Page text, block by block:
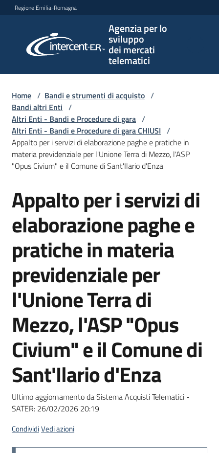
Vai al contenuto
Vai alla navigazione
Vai al footer
Regione Emilia-Romagna
Agenzia per lo
sviluppo
dei mercati
telematici
per lo
sviluppo
telematici
L'Agenzia
e
strumenti
acquisto
Supporto
Piattaforme
telematiche
site
Seguici
Home / Bandi e strumenti di acquisto /
Bandi altri Enti /
Altri Enti - Bandi e Procedure di gara /
Altri Enti - Bandi e Procedure di gara CHIUSI /
Appalto per i servizi di elaborazione paghe e pratiche in
materia previdenziale per l'Unione Terra di Mezzo, l'ASP
"Opus Civium" e il Comune di Sant'Ilario d'Enza
Salta al contenuto
Appalto per i servizi di
elaborazione paghe e
pratiche in materia
previdenziale per
l'Unione Terra di
Mezzo, l'ASP "Opus
Civium" e il Comune di
Sant'Ilario d'Enza
Ultimo aggiornamento da Sistema Acquisti Telematici -
SATER: 26/02/2026 20:19
CondividiVedi azioni